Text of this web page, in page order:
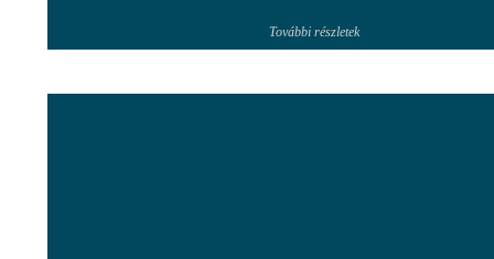
További részletek